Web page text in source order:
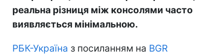
реальна різниця між консолями часто
виявляється мінімальною.
РБК-Україна з посиланням на BGR